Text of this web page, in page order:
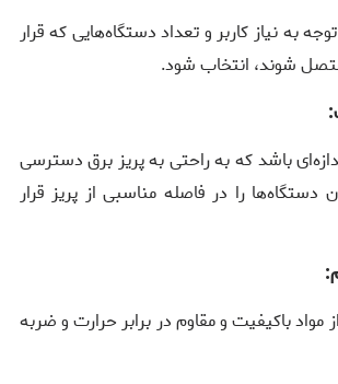
توجه به نیاز کاربر و تعداد دستگاه‌هایی که قرار
شوند، انتخاب شود.
باشد که به راحتی به پریز برق دسترسی
دستگاه‌ها را در فاصله مناسبی از پریز قرار
مواد باکیفیت و مقاوم در برابر حرارت و ضربه